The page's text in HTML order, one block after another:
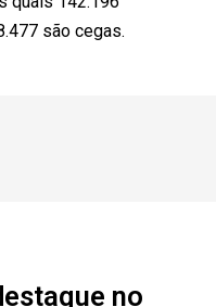
são cegas.
no